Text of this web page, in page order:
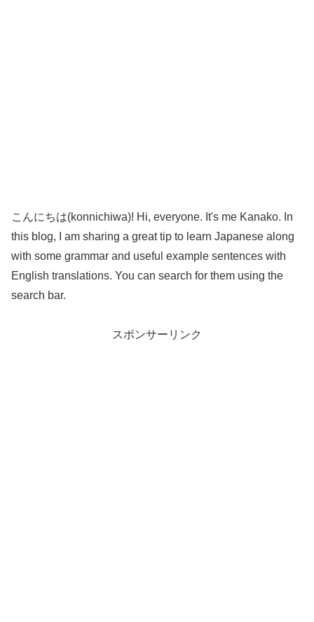
こんにちは(konnichiwa)! Hi, everyone. It's me Kanako. In
this blog, I am sharing a great tip to learn Japanese along
with some grammar and useful example sentences with
English translations. You can search for them using the
search bar.
スポンサーリンク